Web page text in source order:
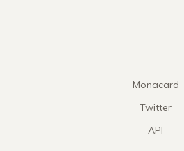
Monacard
Twitter
API